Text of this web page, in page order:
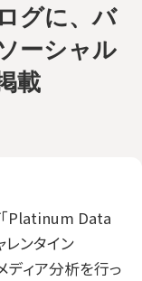
グに、バ
ーシャル
載
「Platinum Data
レンタイン
ディア分析を行っ